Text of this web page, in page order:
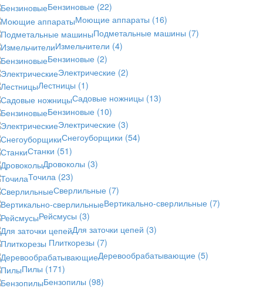
Бензиновые (22)
Моющие аппараты (16)
Подметальные машины (7)
Измельчители (4)
Бензиновые (2)
Электрические (2)
Лестницы (1)
Садовые ножницы (13)
Бензиновые (10)
Электрические (3)
Снегоуборщики (54)
Станки (51)
Дровоколы (3)
Точила (23)
Сверлильные (7)
Вертикально-сверлильные (7)
Рейсмусы (3)
Для заточки цепей (3)
Плиткорезы (7)
Деревообрабатывающие (5)
Пилы (171)
Бензопилы (98)